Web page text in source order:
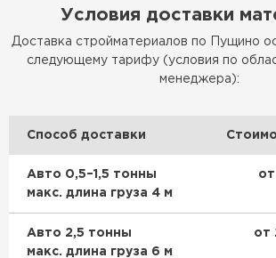
Условия доставки
Доставка стройматериалов по Пущино
следующему тарифу (условия по
менеджера):
Способ доставки
Авто 0,5–1,5 тонны
макс. длина груза 4 м
от
Авто 2,5 тонны
макс. длина груза 6 м
от